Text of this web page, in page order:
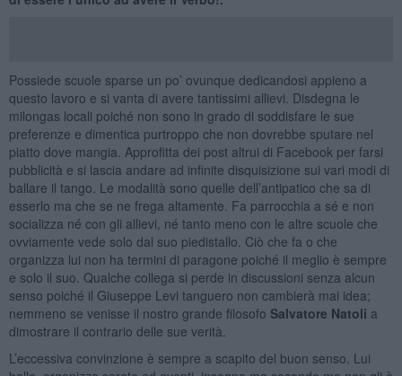
Possiede scuole sparse un po’ ovunque dedicandosi appieno a
questo lavoro e si vanta di avere tantissimi allievi. Disdegna le
milongas locali poiché non sono in grado di soddisfare le sue
preferenze e dimentica purtroppo che non dovrebbe sputare nel
piatto dove mangia. Approfitta dei post altrui di Facebook per farsi
pubblicità e si lascia andare ad infinite disquisizione sui vari modi di
ballare il tango. Le modalità sono quelle dell’antipatico che sa di
esserlo ma che se ne frega altamente. Fa parrocchia a sé e non
socializza né con gli allievi, né tanto meno con le altre scuole che
ovviamente vede solo dal suo piedistallo. Ciò che fa o che
organizza lui non ha termini di paragone poiché il meglio è sempre
e solo il suo. Qualche collega si perde in discussioni senza alcun
senso poiché il Giuseppe Levi tanguero non cambierà mai idea;
nemmeno se venisse il nostro grande filosofo Salvatore Natoli a
dimostrare il contrario delle sue verità.
L’eccessiva convinzione è sempre a scapito del buon senso. Lui